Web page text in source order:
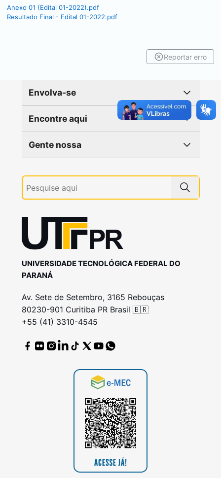
Anexo 01 (Edital 01-2022).pdf
Resultado Final - Edital 01-2022.pdf
Reportar erro
Envolva-se
Encontre aqui
Gente nossa
UNIVERSIDADE TECNOLÓGICA FEDERAL DO
PARANÁ
Av. Sete de Setembro, 3165 Rebouças
80230-901 Curitiba PR Brasil 🇧🇷
+55 (41) 3310-4545